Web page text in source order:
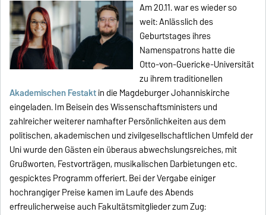
Am 20.11. war es wieder so
weit: Anlässlich des
Geburtstages ihres
Namenspatrons hatte die
Otto-von-Guericke-Universität
zu ihrem traditionellen
Akademischen Festaktin die Magdeburger Johanniskirche
eingeladen. Im Beisein des Wissenschaftsministers und
zahlreicher weiterer namhafter Persönlichkeiten aus dem
politischen, akademischen und zivilgesellschaftlichen Umfeld der
Uni wurde den Gästen ein überaus abwechslungsreiches, mit
Grußworten, Festvorträgen, musikalischen Darbietungen etc.
gespicktes Programm offeriert. Bei der Vergabe einiger
hochrangiger Preise kamen im Laufe des Abends
erfreulicherweise auch Fakultätsmitglieder zum Zug: